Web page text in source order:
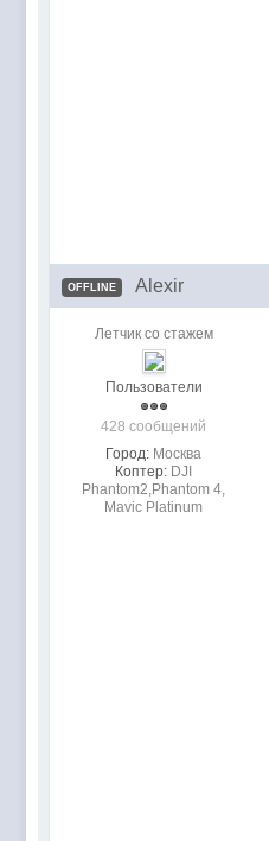
OFFLINE Alexir
Летчик со стажем
Пользователи
428 сообщений
Город: Москва
Коптер: DJI
Phantom2,Phantom 4,
Mavic Platinum